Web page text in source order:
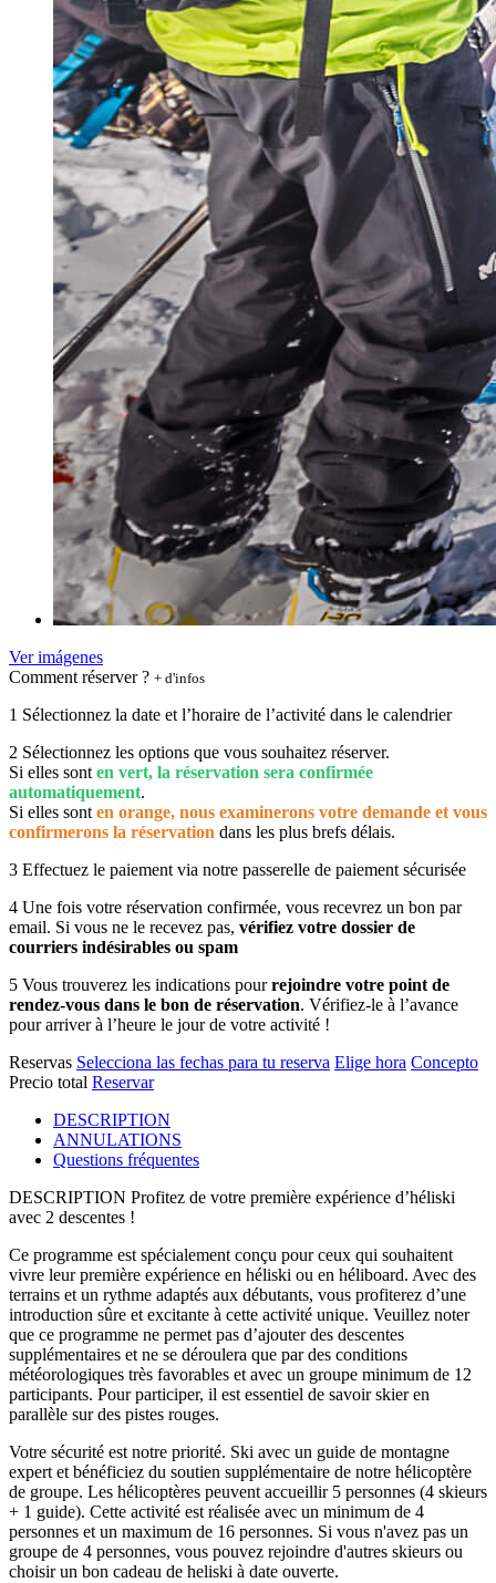
Ver imágenes
Comment réserver ? + d'infos
1 Sélectionnez la date et l’horaire de l’activité dans le calendrier
2 Sélectionnez les options que vous souhaitez réserver.
Si elles sonten vert, la réservation sera confirmée
automatiquement.
Si elles sonten orange, nous examinerons votre demande et vous
confirmerons la réservation dans les plus brefs délais.
3 Effectuez le paiement via notre passerelle de paiement sécurisée
4 Une fois votre réservation confirmée, vous recevrez un bon par
email. Si vous ne le recevez pas, vérifiez votre dossier de
courriers indésirables ou spam
5 Vous trouverez les indications pourrejoindre votre point de
rendez-vous dans le bon de réservation. Vérifiez-le à l’avance
pour arriver à l’heure le jour de votre activité !
Reservas Selecciona las fechas para tu reserva Elige hora Concepto
Precio total Reservar
DESCRIPTION
ANNULATIONS
Questions fréquentes
DESCRIPTION Profitez de votre première expérience d’héliski
avec 2 descentes !
Ce programme est spécialement conçu pour ceux qui souhaitent
vivre leur première expérience en héliski ou en héliboard. Avec des
terrains et un rythme adaptés aux débutants, vous profiterez d’une
introduction sûre et excitante à cette activité unique. Veuillez noter
que ce programme ne permet pas d’ajouter des descentes
supplémentaires et ne se déroulera que par des conditions
météorologiques très favorables et avec un groupe minimum de 12
participants. Pour participer, il est essentiel de savoir skier en
parallèle sur des pistes rouges.
Votre sécurité est notre priorité. Ski avec un guide de montagne
expert et bénéficiez du soutien supplémentaire de notre hélicoptère
de groupe. Les hélicoptères peuvent accueillir 5 personnes (4 skieurs
+ 1 guide). Cette activité est réalisée avec un minimum de 4
personnes et un maximum de 16 personnes. Si vous n'avez pas un
groupe de 4 personnes, vous pouvez rejoindre d'autres skieurs ou
choisir un bon cadeau de heliski à date ouverte.